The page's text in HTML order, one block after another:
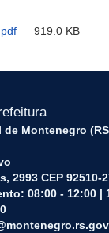
— 919.0 KB
Montenegro
2993 CEP 92510-
08:00 - 12:00 |